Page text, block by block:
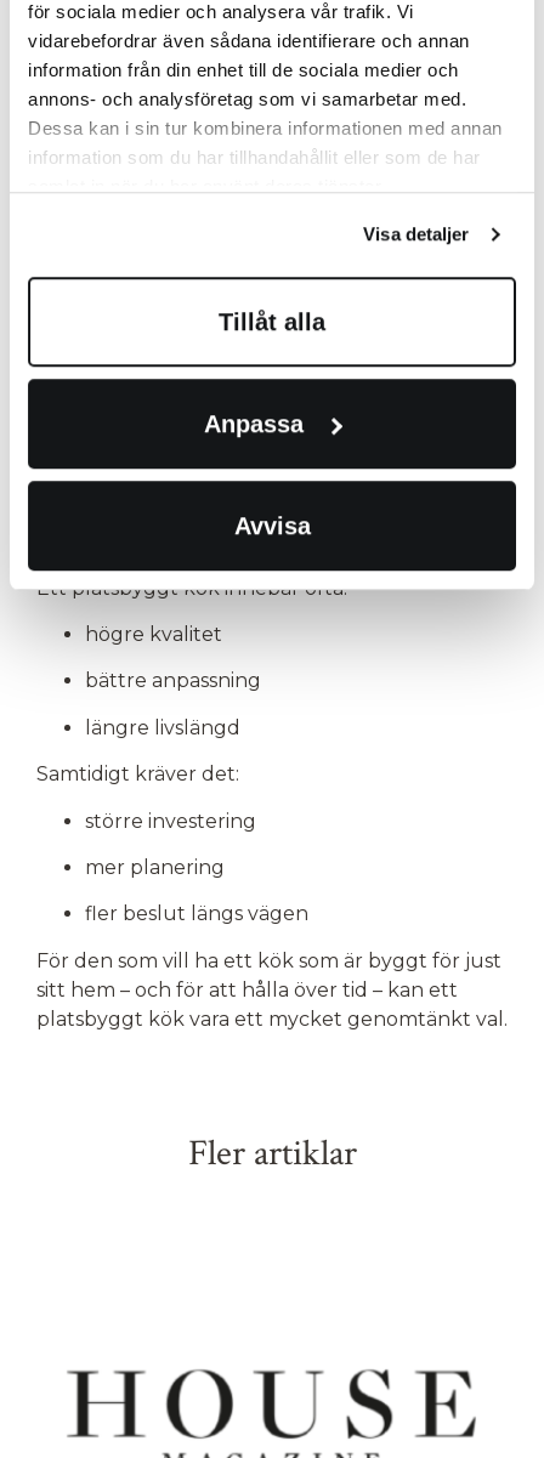
för sociala medier och analysera vår trafik. Vi
vidarebefordrar även sådana identifierare och annan
information från din enhet till de sociala medier och
annons- och analysföretag som vi samarbetar med.
Dessa kan i sin tur kombinera informationen med annan
information som du har tillhandahållit eller som de har
Visa detaljer
Tillåt alla
Anpassa
Avvisa
vill ha maximal anpassning
värderar material och hantverk högt
ser köket som en långsiktig investering
bor i ett hus med speciella förutsättningar
Sammanfattning – är
platsbyggt kök värt det?
Ett platsbyggt kök innebär ofta:
högre kvalitet
bättre anpassning
längre livslängd
Samtidigt kräver det:
större investering
mer planering
fler beslut längs vägen
För den som vill ha ett kök som är byggt för just
sitt hem – och för att hålla över tid – kan ett
platsbyggt kök vara ett mycket genomtänkt val.
Fler artiklar